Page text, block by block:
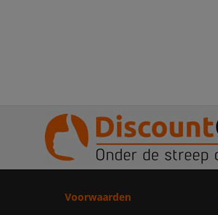
Voorwaarden